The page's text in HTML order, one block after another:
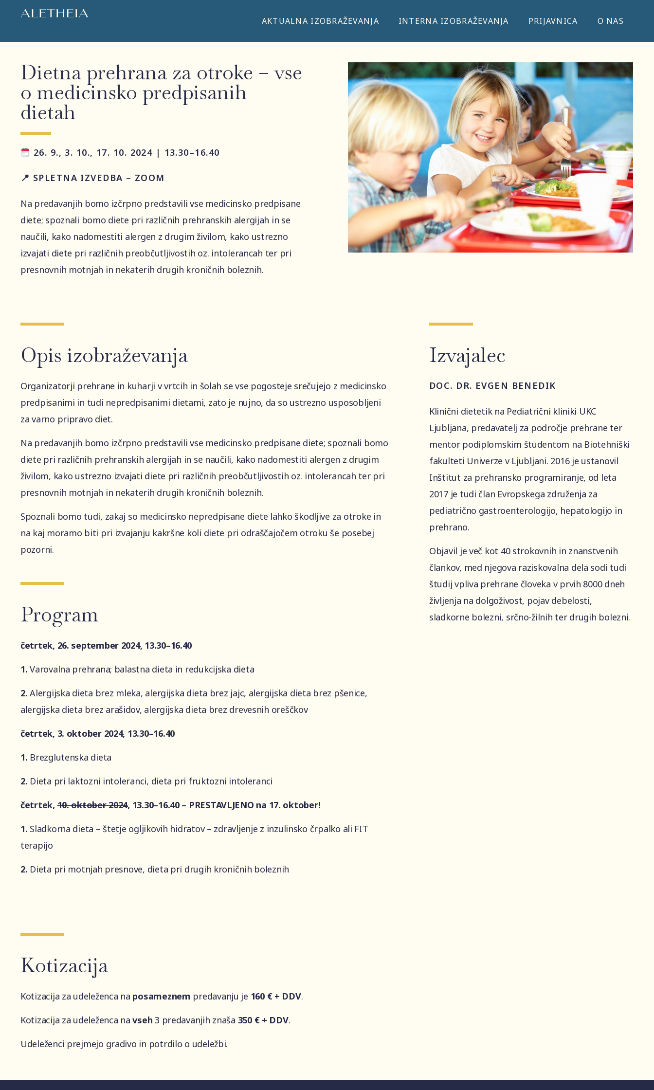
AKTUALNA IZOBRAŽEVANJA INTERNA IZOBRAŽEVANJA PRIJAVNICA O NAS
Dietna prehrana za otroke – vse
o medicinsko predpisanih
dietah
26. 9., 3. 10., 17. 10. 2024 | 13.30–16.40
📍 SPLETNA IZVEDBA – ZOOM
Na predavanjih bomo izčrpno predstavili vse medicinsko predpisane
diete; spoznali bomo diete pri različnih prehranskih alergijah in se
naučili, kako nadomestiti alergen z drugim živilom, kako ustrezno
izvajati diete pri različnih preobčutljivostih oz. intolerancah ter pri
presnovnih motnjah in nekaterih drugih kroničnih boleznih.
Opis izobraževanja
Organizatorji prehrane in kuharji v vrtcih in šolah se vse pogosteje srečujejo z medicinsko
predpisanimi in tudi nepredpisanimi dietami, zato je nujno, da so ustrezno usposobljeni
za varno pripravo diet.
Na predavanjih bomo izčrpno predstavili vse medicinsko predpisane diete; spoznali bomo
diete pri različnih prehranskih alergijah in se naučili, kako nadomestiti alergen z drugim
živilom, kako ustrezno izvajati diete pri različnih preobčutljivostih oz. intolerancah ter pri
presnovnih motnjah in nekaterih drugih kroničnih boleznih.
Spoznali bomo tudi, zakaj so medicinsko nepredpisane diete lahko škodljive za otroke in
na kaj moramo biti pri izvajanju kakršne koli diete pri odraščajočem otroku še posebej
pozorni.
Program
četrtek, 26. september 2024, 13.30–16.40
1.Varovalna prehrana; balastna dieta in redukcijska dieta
2.Alergijska dieta brez mleka, alergijska dieta brez jajc, alergijska dieta brez pšenice,
alergijska dieta brez arašidov, alergijska dieta brez drevesnih oreščkov
četrtek, 3. oktober 2024, 13.30–16.40
1. Brezglutenska dieta
2. Dieta pri laktozni intoleranci, dieta pri fruktozni intoleranci
četrtek,10. oktober 2024, 13.30–16.40 – PRESTAVLJENO na 17. oktober!
1. Sladkorna dieta – štetje ogljikovih hidratov – zdravljenje z inzulinsko črpalko ali FIT
terapijo
2. Dieta pri motnjah presnove, dieta pri drugih kroničnih boleznih
Izvajalec
DOC. DR. EVGEN BENEDIK
Klinični dietetik na Pediatrični kliniki UKC
Ljubljana, predavatelj za področje prehrane ter
mentor podiplomskim študentom na Biotehniški
fakulteti Univerze v Ljubljani. 2016 je ustanovil
Inštitut za prehransko programiranje, od leta
2017 je tudi član Evropskega združenja za
pediatrično gastroenterologijo, hepatologijo in
prehrano.
Objavil je več kot 40 strokovnih in znanstvenih
člankov, med njegova raziskovalna dela sodi tudi
študij vpliva prehrane človeka v prvih 8000 dneh
življenja na dolgoživost, pojav debelosti,
sladkorne bolezni, srčno-žilnih ter drugih bolezni.
Kotizacija
Kotizacija za udeleženca na posameznem predavanju je 160 € + DDV.
Kotizacija za udeleženca navseh 3 predavanjih znaša 350 € + DDV.
Udeleženci prejmejo gradivo in potrdilo o udeležbi.